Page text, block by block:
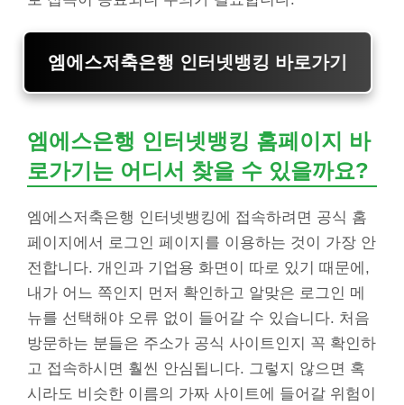
엠에스저축은행 인터넷뱅킹 바로가기
엠에스은행 인터넷뱅킹 홈페이지 바
로가기는 어디서 찾을 수 있을까요?
엠에스저축은행 인터넷뱅킹에 접속하려면 공식 홈
페이지에서 로그인 페이지를 이용하는 것이 가장 안
전합니다. 개인과 기업용 화면이 따로 있기 때문에,
내가 어느 쪽인지 먼저 확인하고 알맞은 로그인 메
뉴를 선택해야 오류 없이 들어갈 수 있습니다. 처음
방문하는 분들은 주소가 공식 사이트인지 꼭 확인하
고 접속하시면 훨씬 안심됩니다. 그렇지 않으면 혹
시라도 비슷한 이름의 가짜 사이트에 들어갈 위험이